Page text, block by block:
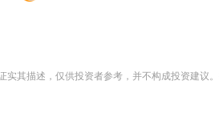
其描述，仅供投资者参考，并不构成投资建议